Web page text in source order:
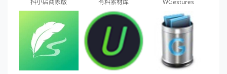
抖小店商家版 有料素材库 WGestures